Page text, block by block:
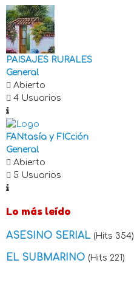
PAISAJES RURALES
General
Abierto
4 Usuarios
FANtasía y FICción
General
Abierto
5 Usuarios
Lo más leído
ASESINO SERIAL (Hits 354)
EL SUBMARINO (Hits 221)